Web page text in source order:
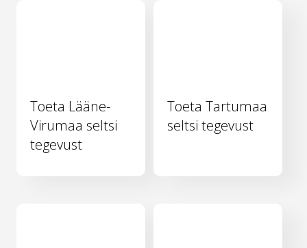
Toeta Lääne-
Virumaa seltsi
tegevust
Toeta Tartumaa
seltsi tegevust